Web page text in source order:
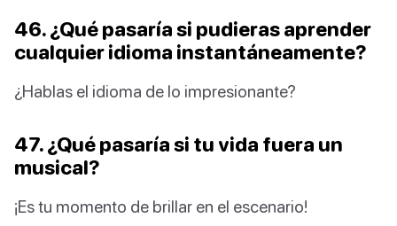
46. ¿Qué pasaría si pudieras aprender
cualquier idioma instantáneamente?
¿Hablas el idioma de lo impresionante?
47. ¿Qué pasaría si tu vida fuera un
musical?
¡Es tu momento de brillar en el escenario!